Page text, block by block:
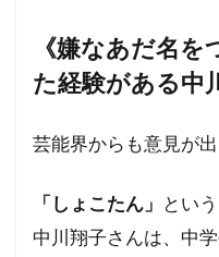
《嫌なあだ名
た経験がある中
芸能界からも意見が出
「しょこたん」 とい
中川翔子さんは、中